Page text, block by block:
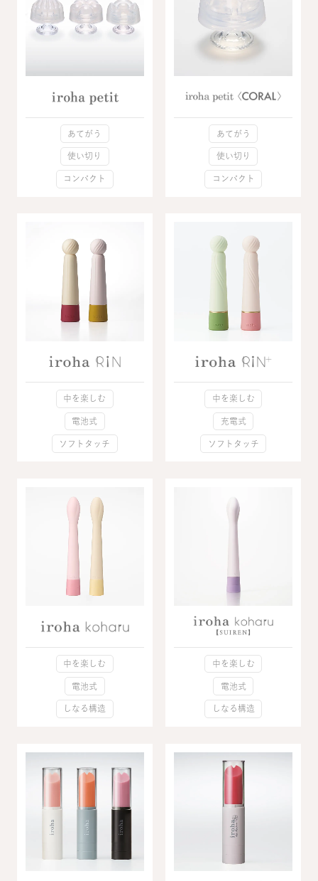
あてがう
使い切り
コンパクト
あてがう
使い切り
コンパクト
中を楽しむ
電池式
ソフトタッチ
中を楽しむ
充電式
ソフトタッチ
中を楽しむ
電池式
しなる構造
中を楽しむ
電池式
しなる構造